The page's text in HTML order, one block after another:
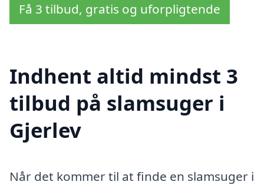
Få 3 tilbud, gratis og uforpligtende
Indhent altid mindst 3
tilbud på slamsuger i
Gjerlev
Når det kommer til at finde en slamsuger i